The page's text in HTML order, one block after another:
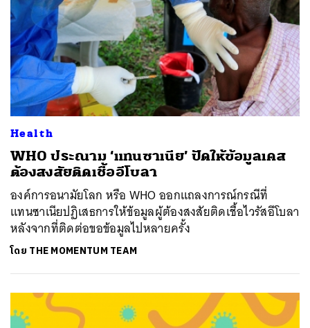
Health
WHO ประณาม ‘แทนซาเนีย’ ปัดให้ข้อมูลเคส
ต้องสงสัยติดเชื้ออีโบลา
องค์การอนามัยโลก หรือ WHO ออกแถลงการณ์กรณีที่
แทนซาเนียปฏิเสธการให้ข้อมูลผู้ต้องสงสัยติดเชื้อไวรัสอีโบลา
หลังจากที่ติดต่อขอข้อมูลไปหลายครั้ง
โดย THE MOMENTUM TEAM